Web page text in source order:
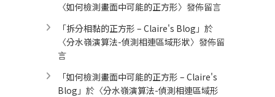
〈如何檢測畫面中可能的正方形〉發佈留言
「拆分相黏的正方形 – Claire's Blog 」於
〈分水嶺演算法-偵測相連區域形狀〉發佈留
言
「如何檢測畫面中可能的正方形 – Claire's
Blog 」於〈分水嶺演算法-偵測相連區域形